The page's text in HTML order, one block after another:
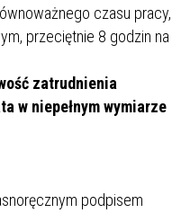
czasu pracy,
przeciętnie 8 godzin na
zatrudnienia
w niepełnym wymiarze
podpisem